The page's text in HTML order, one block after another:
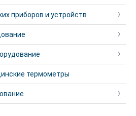
приборов и устройств
термометры